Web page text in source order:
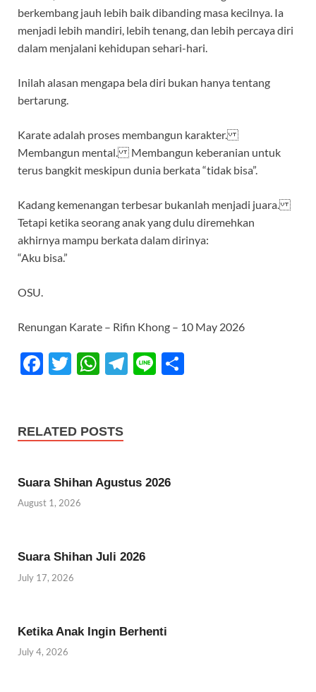
berkembang jauh lebih baik dibanding masa kecilnya. Ia
menjadi lebih mandiri, lebih tenang, dan lebih percaya diri
dalam menjalani kehidupan sehari-hari.
Inilah alasan mengapa bela diri bukan hanya tentang
bertarung.
Karate adalah proses membangun karakter.
Membangun mental. Membangun keberanian untuk
terus bangkit meskipun dunia berkata “tidak bisa”.
Kadang kemenangan terbesar bukanlah menjadi juara.
Tetapi ketika seorang anak yang dulu diremehkan
akhirnya mampu berkata dalam dirinya:
“Aku bisa.”
OSU.
Renungan Karate – Rifin Khong – 10 May 2026
F
b
o
k
T
er
W
s
p
p
T
m
Li
RELATED POSTS
Suara Shihan Agustus 2026
August 1, 2026
Suara Shihan Juli 2026
July 17, 2026
Ketika Anak Ingin Berhenti
July 4, 2026